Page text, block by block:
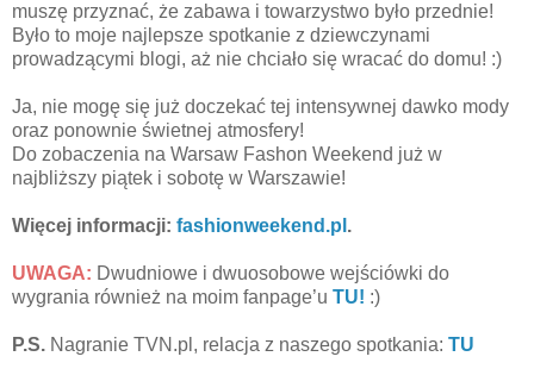
muszę przyznać, że zabawa i towarzystwo było przednie!
Było to moje najlepsze spotkanie z dziewczynami
prowadzącymi blogi, aż nie chciało się wracać do domu! :)
Ja, nie mogę się już doczekać tej intensywnej dawko mody
oraz ponownie świetnej atmosfery!
Do zobaczenia na Warsaw Fashon Weekend już w
najbliższy piątek i sobotę w Warszawie!
Więcej informacji: fashionweekend.pl .
UWAGA: Dwudniowe i dwuosobowe wejściówki do
wygrania również na moim fanpage’u TU! :)
P.S. Nagranie TVN.pl, relacja z naszego spotkania: TU